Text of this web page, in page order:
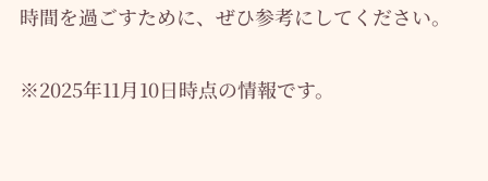
時間を過ごすために、ぜひ参考にしてください。
※2025年11月10日時点の情報です。